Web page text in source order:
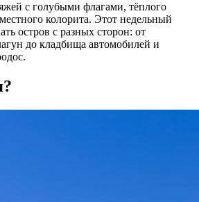
с голубыми флагами, тёплого
колорита. Этот недельный
остров с разных сторон: от
до кладбища автомобилей и